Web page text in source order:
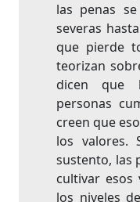
las penas
severas
que pierde
teorizan
dicen que
personas
creen que
los valores.
sustento, las
cultivar esos
los niveles